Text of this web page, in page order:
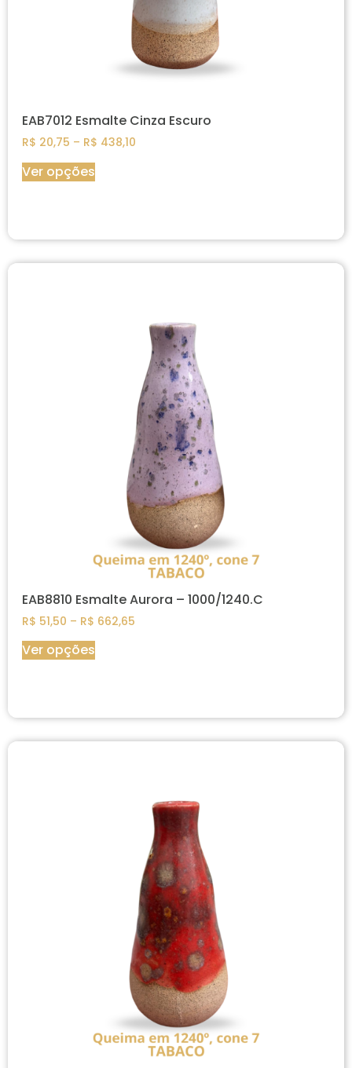
EAB7012 Esmalte Cinza Escuro
R$ 20,75 – R$ 438,10
Ver opções
EAB8810 Esmalte Aurora – 1000/1240.C
R$ 51,50 – R$ 662,65
Ver opções